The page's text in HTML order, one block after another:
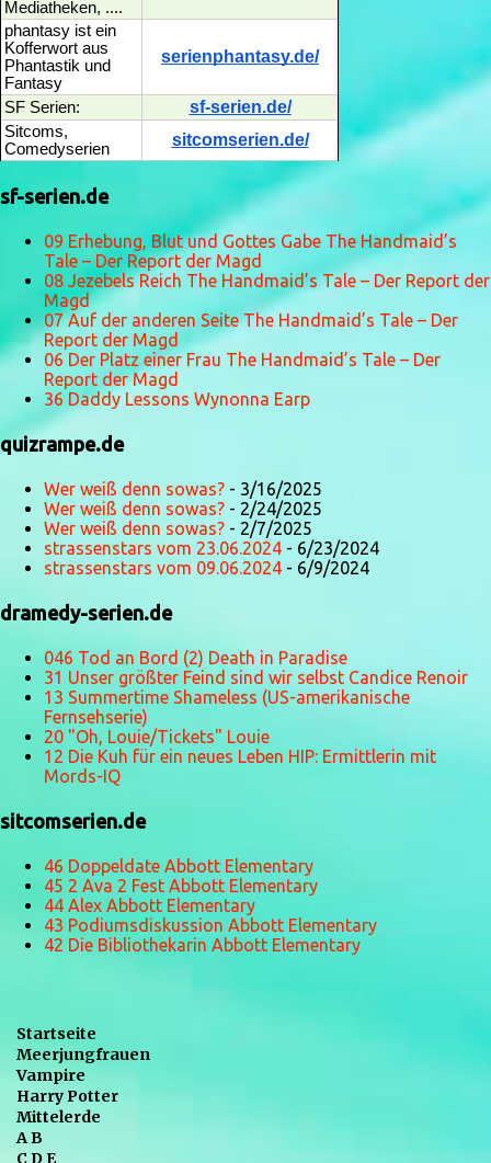
Mediatheken, ....
phantasy ist ein
Kofferwort aus
Phantastik und
Fantasy
serienphantasy.de/
SF Serien: sf-serien.de/
Sitcoms,
Comedyserien
sitcomserien.de/
sf-serien.de
09 Erhebung, Blut und Gottes Gabe The Handmaid’s
Tale – Der Report der Magd
08 Jezebels Reich The Handmaid’s Tale – Der Report der
Magd
07 Auf der anderen Seite The Handmaid’s Tale – Der
Report der Magd
06 Der Platz einer Frau The Handmaid’s Tale – Der
Report der Magd
36 Daddy Lessons Wynonna Earp
quizrampe.de
Wer weiß denn sowas? - 3/16/2025
Wer weiß denn sowas? - 2/24/2025
Wer weiß denn sowas? - 2/7/2025
strassenstars vom 23.06.2024 - 6/23/2024
strassenstars vom 09.06.2024 - 6/9/2024
dramedy-serien.de
046 Tod an Bord (2) Death in Paradise
31 Unser größter Feind sind wir selbst Candice Renoir
13 Summertime Shameless (US-amerikanische
Fernsehserie)
20 "Oh, Louie/Tickets" Louie
12 Die Kuh für ein neues Leben HIP: Ermittlerin mit
Mords-IQ
sitcomserien.de
46 Doppeldate Abbott Elementary
45 2 Ava 2 Fest Abbott Elementary
44 Alex Abbott Elementary
43 Podiumsdiskussion Abbott Elementary
42 Die Bibliothekarin Abbott Elementary
Startseite
Meerjungfrauen
Vampire
Harry Potter
Mittelerde
A B
C D E